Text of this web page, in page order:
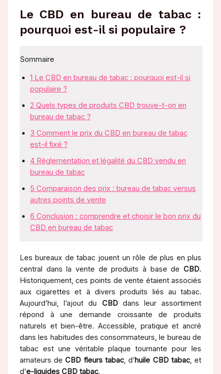
Le CBD en bureau de tabac :
pourquoi est-il si populaire ?
Sommaire
1 Le CBD en bureau de tabac : pourquoi est-il si
populaire ?
2 Quels types de produits CBD trouve-t-on en
bureau de tabac ?
3 Comment le prix du CBD en bureau de tabac
est-il fixé ?
4Réglementation et légalité du CBD vendu en
bureau de tabac
5 Comparaison des prix : bureau de tabac versus
autres points de vente
6 Conclusion : comprendre et choisir le bon prix du
CBD en bureau de tabac
Les bureaux de tabac jouent un rôle de plus en plus
central dans la vente de produits à base deCBD.
Historiquement, ces points de vente étaient associés
aux cigarettes et à divers produits liés au tabac.
Aujourd’hui, l’ajout du CBDdans leur assortiment
répond à une demande croissante de produits
naturels et bien-être. Accessible, pratique et ancré
dans les habitudes des consommateurs, le bureau de
tabac est une véritable plaque tournante pour les
amateurs deCBD fleurs tabac, d’huile CBD tabac, et
d’e-liquides CBD tabac.